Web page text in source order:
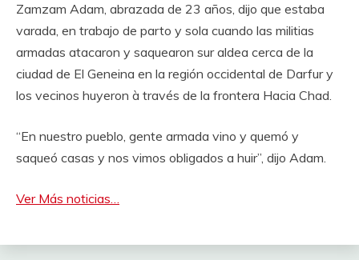
Zamzam Adam, abrazada de 23 años, dijo que estaba
varada, en trabajo de parto y sola cuando las militias
armadas atacaron y saquearon sur aldea cerca de la
ciudad de El Geneina en la región occidental de Darfur y
los vecinos huyeron à través de la frontera Hacia Chad.
“En nuestro pueblo, gente armada vino y quemó y
saqueó casas y nos vimos obligados a huir”, dijo Adam.
Ver Más noticias…